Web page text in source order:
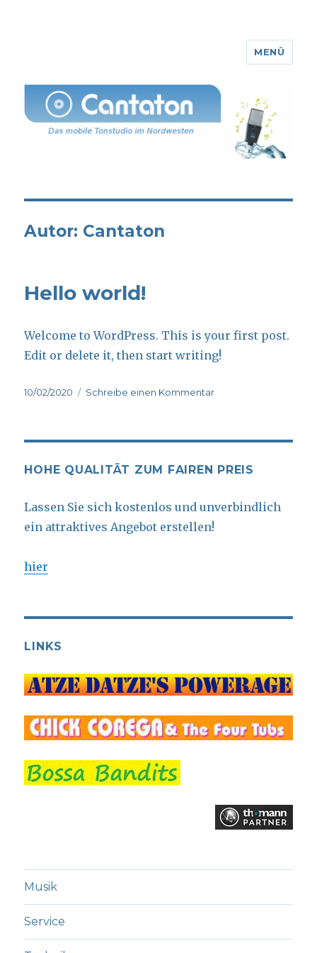
MENÜ
Autor: Cantaton
Hello world!
Welcome to WordPress. This is your first post.
Edit or delete it, then start writing!
Veröffentlicht
10/02/2020 Schreibe einen Kommentarzu
HOHE QUALITÄT ZUM FAIREN PREIS
Lassen Sie sich kostenlos und unverbindlich
ein attraktives Angebot erstellen!
hier
LINKS
Musik
Service